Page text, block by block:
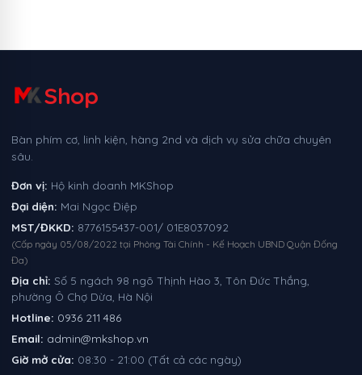
Shop
Bàn phím cơ, linh kiện, hàng 2nd và dịch vụ sửa chữa chuyên
sâu.
Đơn vị: Hộ kinh doanh MKShop
Đại diện: Mai Ngọc Điệp
MST/ĐKKD: 8776155437-001/ 01E8037092
(Cấp ngày 05/08/2022 tại Phòng Tài Chính - Kế Hoạch UBND Quận Đống
Đa)
Địa chỉ: Số 5 ngách 98 ngõ Thịnh Hào 3, Tôn Đức Thắng,
phường Ô Chợ Dừa, Hà Nội
Hotline: 0936 211 486
Email: admin@mkshop.vn
Giờ mở cửa: 08:30 - 21:00 (Tất cả các ngày)